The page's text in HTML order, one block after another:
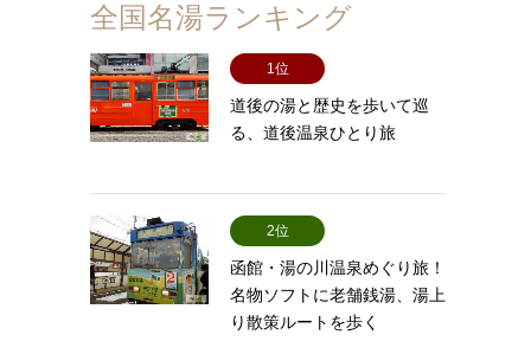
全国名湯ランキング
1位
道後の湯と歴史を歩いて巡
る、道後温泉ひとり旅
2位
函館・湯の川温泉めぐり旅！
名物ソフトに老舗銭湯、湯上
り散策ルートを歩く